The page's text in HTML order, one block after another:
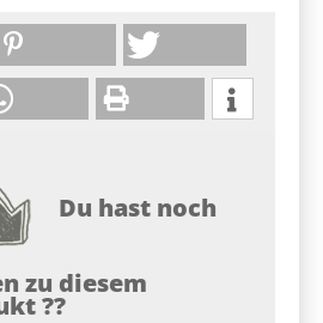
Du hast noch
zu diesem
??